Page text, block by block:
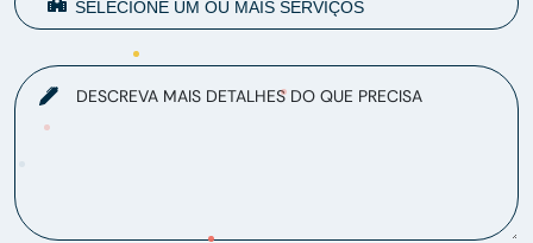
DESCREVA MAIS DETALHES DO QUE PRECISA